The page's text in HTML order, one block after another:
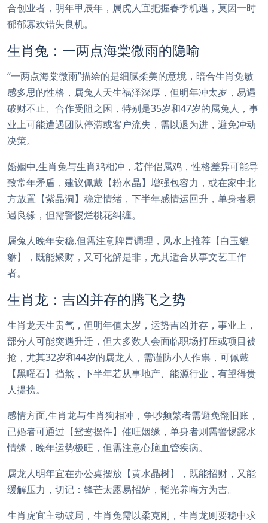
合创业者，明年甲辰年，属虎人宜把握春季机遇，莫因一时
郁郁寡欢错失良机。
生肖兔：一两点海棠微雨的隐喻
“一两点海棠微雨”描绘的是细腻柔美的意境，暗合生肖兔敏
感多思的性格，属兔人天生福泽深厚，但明年冲太岁，易遇
破财不止、合作受阻之困，特别是35岁和47岁的属兔人，事
业上可能遭遇团队停滞或客户流失，需以退为进，避免冲动
决策。
婚姻中,生肖兔与生肖鸡相冲，若伴侣属鸡，性格差异可能导
致常年矛盾，建议佩戴【粉水晶】增强包容力，或在家中北
方放置【紫晶洞】稳定情绪，下半年感情运回升，单身者易
遇良缘，但需警惕烂桃花纠缠。
属兔人晚年安稳,但需注意脾胃调理，风水上推荐【白玉貔
貅】，既能聚财，又可化解是非，尤其适合从事文艺工作
者。
生肖龙：吉凶并存的腾飞之势
生肖龙天生贵气，但明年值太岁，运势吉凶并存，事业上，
部分人可能突遇升迁，但大多数人会面临职场打压或项目被
抢，尤其32岁和44岁的属龙人，需谨防小人作祟，可佩戴
【黑曜石】挡煞，下半年若从事地产、能源行业，有望得贵
人提携。
感情方面,生肖龙与生肖狗相冲，争吵频繁者需避免翻旧账，
已婚者可通过【鸳鸯摆件】催旺姻缘，单身者则需警惕露水
情缘，晚年运势极旺，但需注意心脑血管疾病。
属龙人明年宜在办公桌摆放【黄水晶树】，既能招财，又能
缓解压力，切记：锋芒太露易招妒，韬光养晦方为吉。
生肖虎宜主动破局，生肖兔需以柔克刚，生肖龙则要稳中求